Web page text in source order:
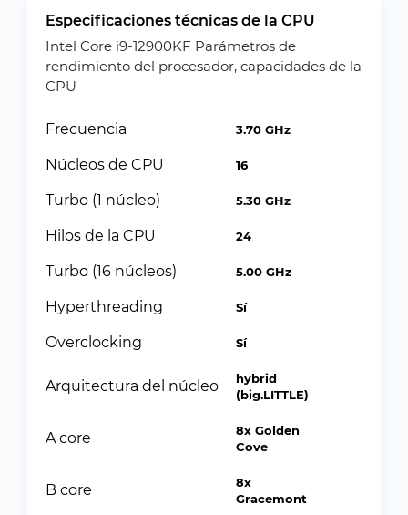
Especificaciones técnicas de la CPU
Intel Core i9-12900KF Parámetros de
rendimiento del procesador, capacidades de la
CPU
Frecuencia 3.70 GHz
Núcleos de CPU 16
Turbo (1 núcleo) 5.30 GHz
Hilos de la CPU 24
Turbo (16 núcleos) 5.00 GHz
Hyperthreading Sí
Overclocking Sí
Arquitectura del núcleo
hybrid
(big.LITTLE)
A core
8x Golden
Cove
B core
8x
Gracemont